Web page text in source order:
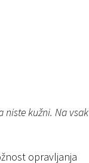
niste kužni. Na vsak
opravljanja